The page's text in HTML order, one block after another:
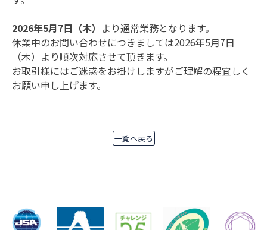
2026年5月7日（木） より通常業務となります。
休業中のお問い合わせにつきましては2026年5月7日
（木）より順次対応させて頂きます。
お取引様にはご迷惑をお掛けしますがご理解の程宜しく
お願い申し上げます。
一覧へ戻る